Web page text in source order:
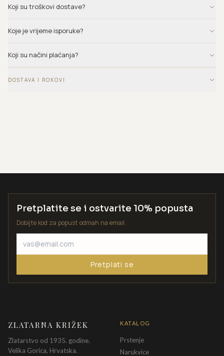
Koji su troškovi dostave?
Koje je vrijeme isporuke?
Koji su načini plaćanja?
DOSTAVA I ROKOVI
Pretplatite se i ostvarite 10% popusta
Dobijte kod za popust odmah na email.
Pretplati se
ZLATARNA KRIŽEK
Zlatarstvo od 1935. godine.
Velika Gorica, Hrvatska.
KATALOG
Prstenje
Narukvice